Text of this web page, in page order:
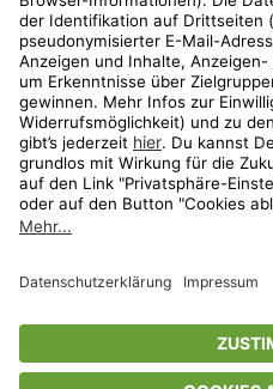
Travel
* Streichpreise entsprechen der